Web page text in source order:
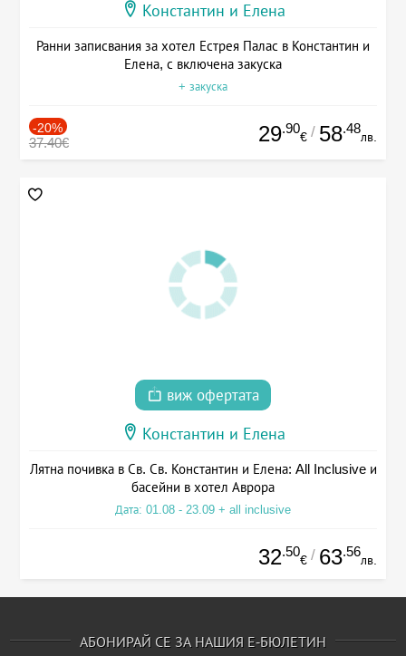
Константин и Елена
Ранни записвания за хотел Естрея Палас в Константин и
Елена, с включена закуска
+ закуска
-20%
37.40€ 29.90
€ / 58.48
лв.
виж офертата
Константин и Елена
Лятна почивка в Св. Св. Константин и Елена: All Inclusive и
басейни в хотел Аврора
Дата: 01.08 - 23.09 + all inclusive
32.50
€ / 63.56
лв.
АБОНИРАЙ СЕ ЗА НАШИЯ Е-БЮЛЕТИН